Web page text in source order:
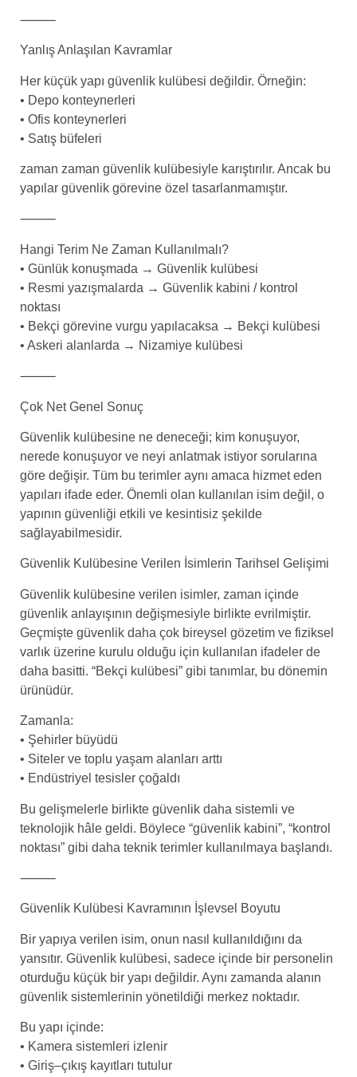
⸻
Yanlış Anlaşılan Kavramlar
Her küçük yapı güvenlik kulübesi değildir. Örneğin:
• Depo konteynerleri
• Ofis konteynerleri
• Satış büfeleri
zaman zaman güvenlik kulübesiyle karıştırılır. Ancak bu
yapılar güvenlik görevine özel tasarlanmamıştır.
⸻
Hangi Terim Ne Zaman Kullanılmalı?
• Günlük konuşmada → Güvenlik kulübesi
• Resmi yazışmalarda → Güvenlik kabini / kontrol
noktası
• Bekçi görevine vurgu yapılacaksa → Bekçi kulübesi
• Askeri alanlarda → Nizamiye kulübesi
⸻
Çok Net Genel Sonuç
Güvenlik kulübesine ne deneceği; kim konuşuyor,
nerede konuşuyor ve neyi anlatmak istiyor sorularına
göre değişir. Tüm bu terimler aynı amaca hizmet eden
yapıları ifade eder. Önemli olan kullanılan isim değil, o
yapının güvenliği etkili ve kesintisiz şekilde
sağlayabilmesidir.
Güvenlik Kulübesine Verilen İsimlerin Tarihsel Gelişimi
Güvenlik kulübesine verilen isimler, zaman içinde
güvenlik anlayışının değişmesiyle birlikte evrilmiştir.
Geçmişte güvenlik daha çok bireysel gözetim ve fiziksel
varlık üzerine kurulu olduğu için kullanılan ifadeler de
daha basitti. “Bekçi kulübesi” gibi tanımlar, bu dönemin
ürünüdür.
Zamanla:
• Şehirler büyüdü
• Siteler ve toplu yaşam alanları arttı
• Endüstriyel tesisler çoğaldı
Bu gelişmelerle birlikte güvenlik daha sistemli ve
teknolojik hâle geldi. Böylece “güvenlik kabini”, “kontrol
noktası” gibi daha teknik terimler kullanılmaya başlandı.
⸻
Güvenlik Kulübesi Kavramının İşlevsel Boyutu
Bir yapıya verilen isim, onun nasıl kullanıldığını da
yansıtır. Güvenlik kulübesi, sadece içinde bir personelin
oturduğu küçük bir yapı değildir. Aynı zamanda alanın
güvenlik sistemlerinin yönetildiği merkez noktadır.
Bu yapı içinde:
• Kamera sistemleri izlenir
• Giriş–çıkış kayıtları tutulur